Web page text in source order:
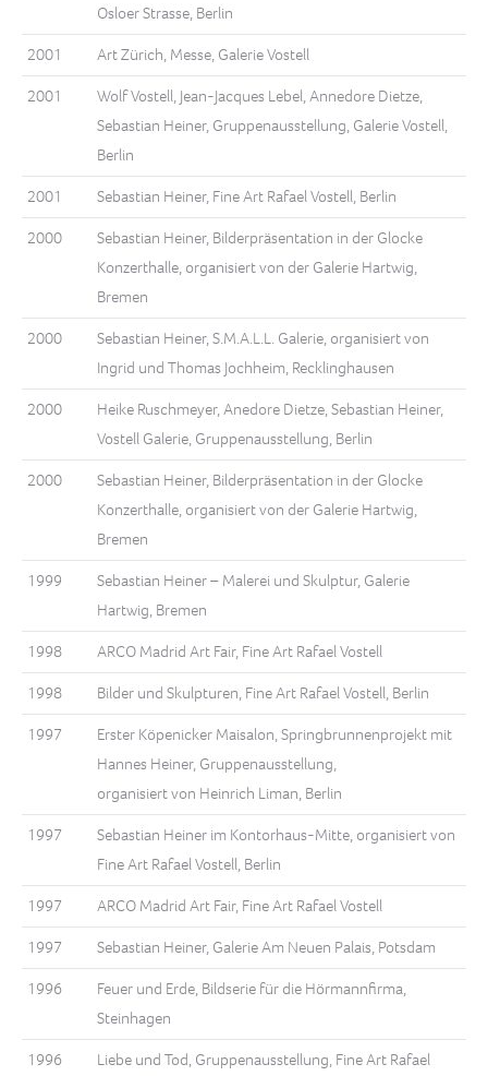
Osloer Strasse, Berlin
2001
Art Zürich, Messe, Galerie Vostell
2001
Wolf Vostell, Jean-Jacques Lebel, Annedore Dietze,
Sebastian Heiner, Gruppenausstellung, Galerie Vostell,
Berlin
2001
Sebastian Heiner, Fine Art Rafael Vostell, Berlin
2000
Sebastian Heiner, Bilderpräsentation in der Glocke
Konzerthalle, organisiert von der Galerie Hartwig,
Bremen
2000
Sebastian Heiner, S.M.A.L.L. Galerie, organisiert von
Ingrid und Thomas Jochheim, Recklinghausen
2000
Heike Ruschmeyer, Anedore Dietze, Sebastian Heiner,
Vostell Galerie, Gruppenausstellung, Berlin
2000
Sebastian Heiner, Bilderpräsentation in der Glocke
Konzerthalle, organisiert von der Galerie Hartwig,
Bremen
1999
Sebastian Heiner – Malerei und Skulptur, Galerie
Hartwig, Bremen
1998
ARCO Madrid Art Fair, Fine Art Rafael Vostell
1998
Bilder und Skulpturen, Fine Art Rafael Vostell, Berlin
1997
Erster Köpenicker Maisalon, Springbrunnenprojekt mit
Hannes Heiner, Gruppenausstellung,
organisiert von Heinrich Liman, Berlin
1997
Sebastian Heiner im Kontorhaus-Mitte, organisiert von
Fine Art Rafael Vostell, Berlin
1997
ARCO Madrid Art Fair, Fine Art Rafael Vostell
1997
Sebastian Heiner, Galerie Am Neuen Palais, Potsdam
1996
Feuer und Erde, Bildserie für die Hörmannfirma,
Steinhagen
1996
Liebe und Tod, Gruppenausstellung, Fine Art Rafael